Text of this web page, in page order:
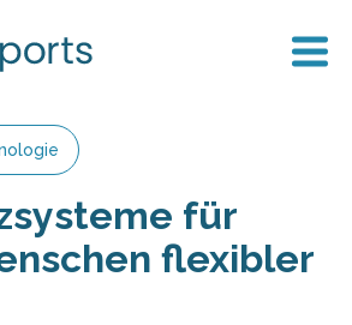
für
flexibler